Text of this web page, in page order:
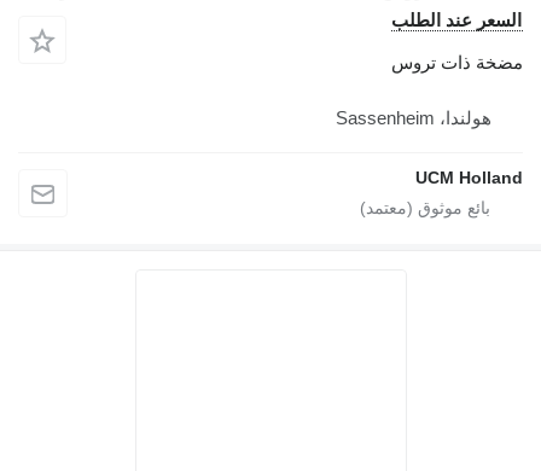
السعر عند الطلب
مضخة ذات تروس
هولندا، Sassenheim
UCM Holland